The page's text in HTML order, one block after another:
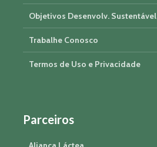
Objetivos Desenvolv. Sustentável
Trabalhe Conosco
Termos de Uso e Privacidade
Parceiros